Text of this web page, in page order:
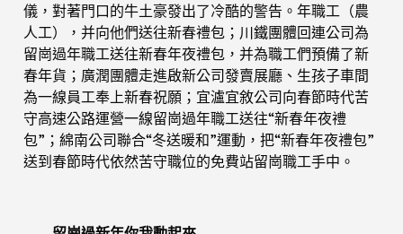
儀，對著門口的牛土豪發出了冷酷的警告。年職工（農
人工），并向他們送往新春禮包；川鐵團體回連公司為
留崗過年職工送往新春年夜禮包，并為職工們預備了新
春年貨；廣潤團體走進啟新公司發賣展廳、生孩子車間
為一線員工奉上新春祝願；宜瀘宜敘公司向春節時代苦
守高速公路運營一線留崗過年職工送往“新春年夜禮
包”；綿南公司聯合“冬送暖和”運動，把“新春年夜禮包”
送到春節時代依然苦守職位的免費站留崗職工手中。